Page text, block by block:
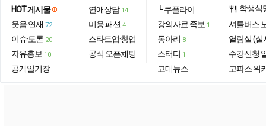
HOT 게시물
웃음·연재 72
이슈·토론 20
자유홍보 10
공개일기장
연애상담 14
미용·패션 4
스타트업·창업
공식 오픈채팅
└ 쿠플라이
강의자료·족보 1
동아리 8
스터디 1
고대뉴스
restaurant 학생식
셔틀버스
열람실 (실
수강신청
고파스 위